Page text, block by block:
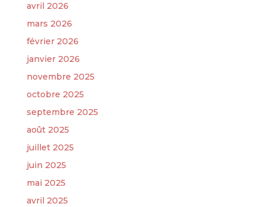
avril 2026
mars 2026
février 2026
janvier 2026
novembre 2025
octobre 2025
septembre 2025
août 2025
juillet 2025
juin 2025
mai 2025
avril 2025